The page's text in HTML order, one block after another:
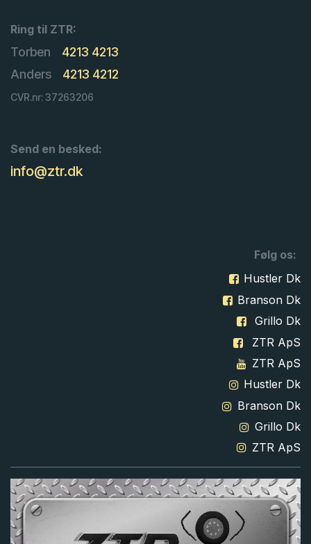
Ring til ZTR:
Torben
4213 4213
Anders
4213 4212
CVR.nr: 37263206
Send en besked:
info@ztr.dk
Følg os:
Hustler Dk
Branson Dk
Grillo Dk
ZTR ApS
ZTR ApS
Hustler Dk
Branson Dk
Grillo Dk
ZTR ApS